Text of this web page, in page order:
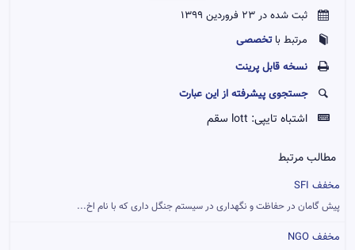
ثبت شده در 23 فروردین 1399
مرتبط باتخصصی
نسخه قابل پرينت
جستجوی پیشرفته از این عبارت
اشتباه تایپی: lott سقم
مطالب مرتبط
مخفف SFI
پیش گامان در حفاظت و نگهداری در سیستم جنگل داری که با نام اخ...
مخفف NGO